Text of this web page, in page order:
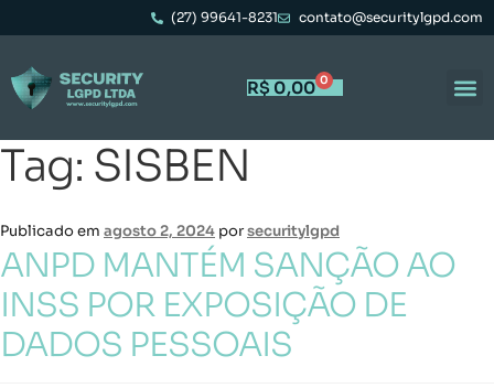
(27) 99641-8231 contato@securitylgpd.com
R$ 0,00 0
Tag: SISBEN
Publicado em agosto 2, 2024 porsecuritylgpd
ANPD MANTÉM SANÇÃO AO
INSS POR EXPOSIÇÃO DE
DADOS PESSOAIS